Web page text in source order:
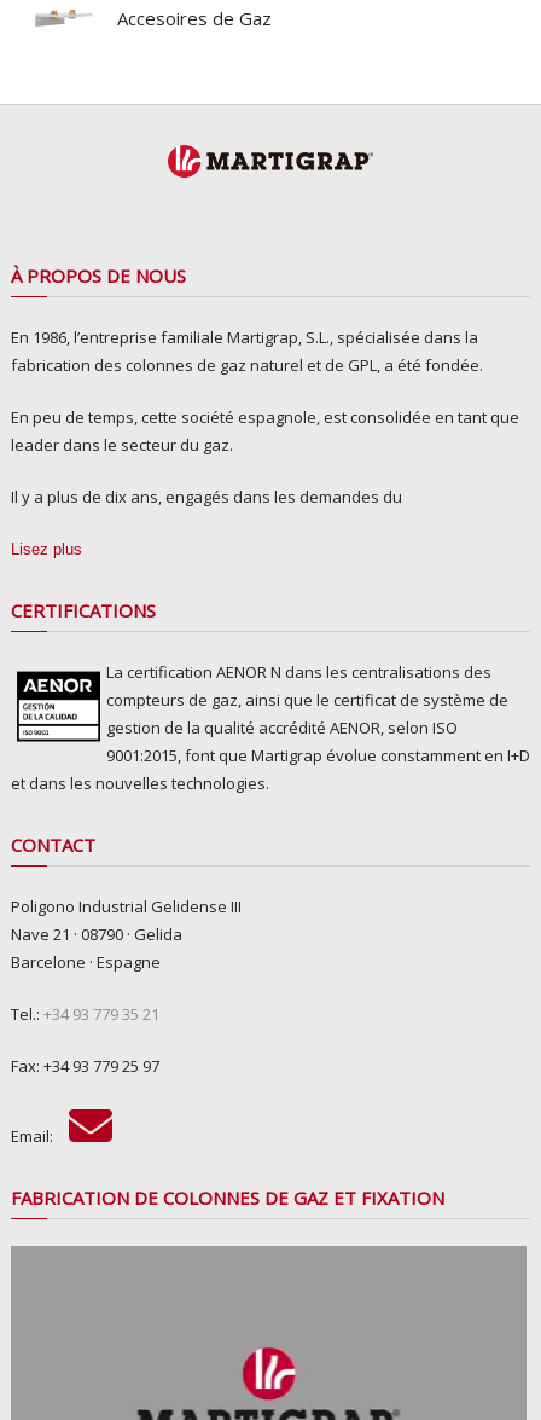
Accesoires de Gaz
À PROPOS DE NOUS
En 1986, l’entreprise familiale Martigrap, S.L., spécialisée dans la
fabrication des colonnes de gaz naturel et de GPL, a été fondée.
En peu de temps, cette société espagnole, est consolidée en tant que
leader dans le secteur du gaz.
Il y a plus de dix ans, engagés dans les demandes du
Lisez plus
CERTIFICATIONS
La certification AENOR N dans les centralisations des
compteurs de gaz, ainsi que le certificat de système de
gestion de la qualité accrédité AENOR, selon ISO
9001:2015, font que Martigrap évolue constamment en I+D
et dans les nouvelles technologies.
CONTACT
Poligono Industrial Gelidense III
Nave 21 · 08790 · Gelida
Barcelone · Espagne
Tel.: +34 93 779 35 21
Fax: +34 93 779 25 97
Email:
FABRICATION DE COLONNES DE GAZ ET FIXATION